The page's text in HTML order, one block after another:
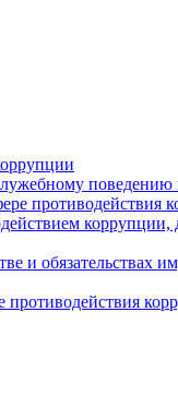
поведению
противодействия
коррупции,
и обязательствах
противодействия